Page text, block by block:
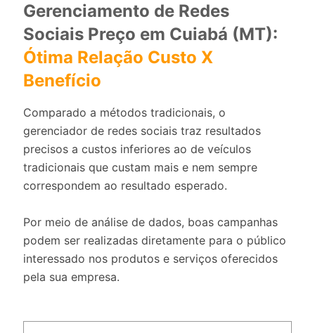
Gerenciamento de Redes
Sociais Preço em Cuiabá (MT):
Ótima Relação Custo X
Benefício
Comparado a métodos tradicionais, o
gerenciador de redes sociais traz resultados
precisos a custos inferiores ao de veículos
tradicionais que custam mais e nem sempre
correspondem ao resultado esperado.
Por meio de análise de dados, boas campanhas
podem ser realizadas diretamente para o público
interessado nos produtos e serviços oferecidos
pela sua empresa.